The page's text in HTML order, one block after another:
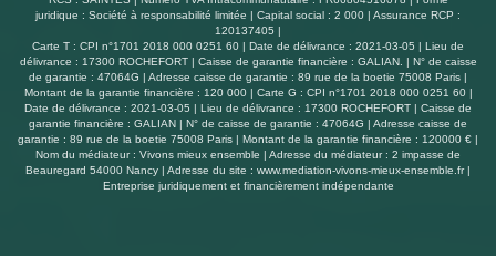
juridique : Société à responsabilité limitée | Capital social : 2 000 | Assurance RCP :
120137405 |
Carte T : CPI n°1701 2018 000 0251 60 | Date de délivrance : 2021-03-05 | Lieu de
délivrance : 17300 ROCHEFORT | Caisse de garantie financière : GALIAN. | N° de caisse
de garantie : 47064G | Adresse caisse de garantie : 89 rue de la boetie 75008 Paris |
Montant de la garantie financière : 120 000 | Carte G : CPI n°1701 2018 000 0251 60 |
Date de délivrance : 2021-03-05 | Lieu de délivrance : 17300 ROCHEFORT | Caisse de
garantie financière : GALIAN | N° de caisse de garantie : 47064G | Adresse caisse de
garantie : 89 rue de la boetie 75008 Paris | Montant de la garantie financière : 120000 € |
Nom du médiateur : Vivons mieux ensemble | Adresse du médiateur : 2 impasse de
Beauregard 54000 Nancy | Adresse du site : www.mediation-vivons-mieux-ensemble.fr|
Entreprise juridiquement et financièrement indépendante